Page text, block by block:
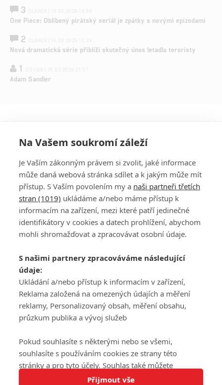
Tato stránka používá soubory cookies.
3
One Piece: Oblíbený pirátský seriál je zpátky s novými epizodami
2
Nová dramatická série přiblíží skutečný únos letadla teroristy
1
Adam Sandler
PŘIHLÁSIT
REGISTROVAT
DISKUZE
Šéfredaktorkou webu jePetr Slavík, e-mailserialy@fandimefilmu.cz
Máte-li zájem o inzerci na našem webu napište nám na e-mail
studio@koncal.com
Ochrana osobních údajů|Zásady používání cookies |Pravidla webu
Upravit nastavení soukromí
© 2016 – 2026 FandimeSerialum.cz / All rights reserved /
Na Vašem soukromí záleží
Je Vaším zákonným právem si zvolit, jaké informace
může daná webová stránka sdílet a k jakým může mít
přístup. S Vaším povolením my a naši partneři třetích
stran (1019) ukládáme a/nebo máme přístup k
informacím na zařízení, mezi které patří jedinečné
identifikátory v cookies a datech prohlížení, abychom
mohli shromažďovat a zpracovávat osobní údaje.
S našimi partnery zpracováváme následující
údaje:
Ukládání a/nebo přístup k informacím v zařízení,
Reklama založená na omezených údajích a měření
reklamy, Personalizovaný obsah, měření obsahu,
průzkum publika a vývoj služeb
Pokud souhlasíte s některými nebo se všemi,
souhlasíte s používáním cookies ze strany této
stránky a pro tyto účely. Souhlas také můžete
odmítnout, ale v takovém případě vám na stránce
Přijmout vše